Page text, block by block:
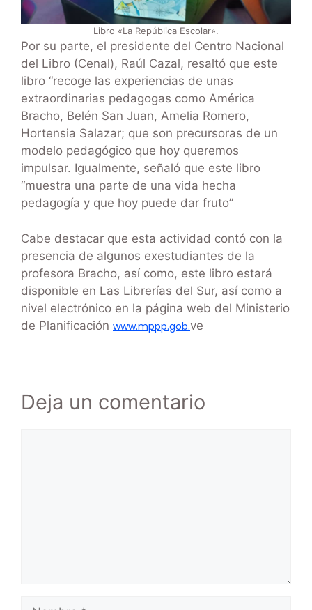
Libro «La República Escolar».
Por su parte, el presidente del Centro Nacional
del Libro (Cenal), Raúl Cazal, resaltó que este
libro “recoge las experiencias de unas
extraordinarias pedagogas como América
Bracho, Belén San Juan, Amelia Romero,
Hortensia Salazar; que son precursoras de un
modelo pedagógico que hoy queremos
impulsar. Igualmente, señaló que este libro
“muestra una parte de una vida hecha
pedagogía y que hoy puede dar fruto”
Cabe destacar que esta actividad contó con la
presencia de algunos exestudiantes de la
profesora Bracho, así como, este libro estará
disponible en Las Librerías del Sur, así como a
nivel electrónico en la página web del Ministerio
de Planificación www.mppp.gob.ve
Deja un comentario